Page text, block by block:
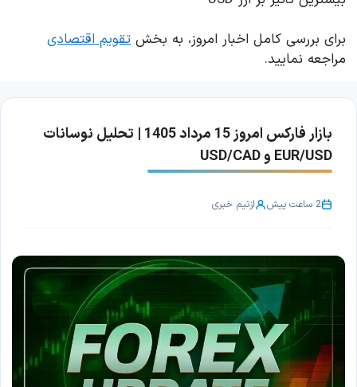
برای بررسی کامل اخبار امروز، به بخش تقویم اقتصادی
مراجعه نمایید.
بازار فارکس امروز 15 مرداد 1405 | تحلیل نوسانات
EUR/USD و USD/CAD
2 ساعت پیش ازتیم خبری